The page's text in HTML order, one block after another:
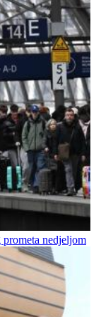
prometa nedjeljom